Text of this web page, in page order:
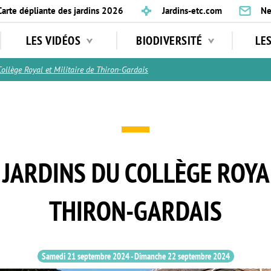
dépliante des jardins 2026 Jardins-etc.com
LES VIDÉOS BIODIVERSITÉ
Royal et Militaire de Thiron-Gardais
DU COLLÈGE
THIRON-GARDAIS
Samedi 21 septembre 2024-Dimanche 22 septembre 2024